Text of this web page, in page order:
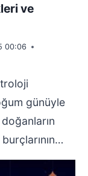
ve
00:06
günüyle